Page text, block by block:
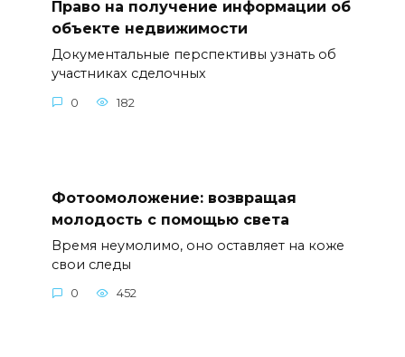
Право на получение информации об
объекте недвижимости
Документальные перспективы узнать об
участниках сделочных
0 182
Фотоомоложение: возвращая
молодость с помощью света
Время неумолимо, оно оставляет на коже
свои следы
0 452